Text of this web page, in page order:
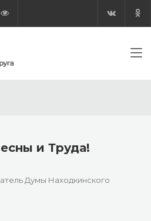
и Труда!
Думы Находкинского